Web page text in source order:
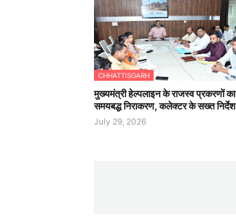
CHHATTISGARH
मुख्यमंत्री हेल्पलाइन के राजस्व प्रकरणों का
समयबद्ध निराकरण, कलेक्टर के सख्त निर्देश
July 29, 2026